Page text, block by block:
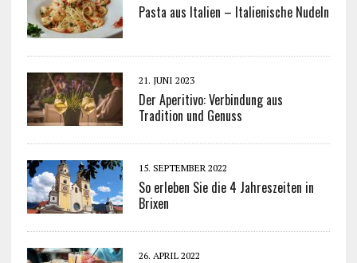
Pasta aus Italien – Italienische Nudeln
21. JUNI 2023
Der Aperitivo: Verbindung aus
Tradition und Genuss
15. SEPTEMBER 2022
So erleben Sie die 4 Jahreszeiten in
Brixen
26. APRIL 2022